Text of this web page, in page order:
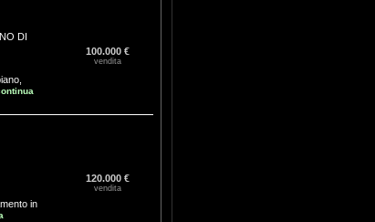
DI
100.000 €
vendita
120.000 €
vendita
in